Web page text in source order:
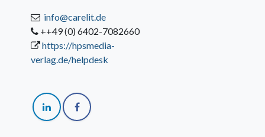
info@carelit.de
++49 (0) 6402-7082660
https://hpsmedia-
verlag.de/helpdesk